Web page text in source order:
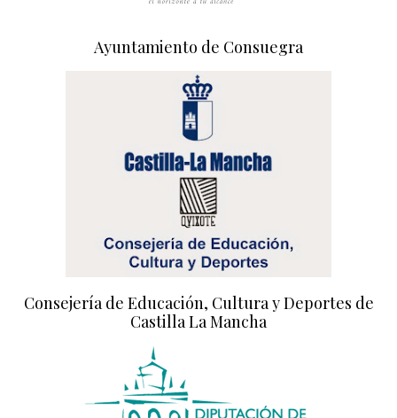
Ayuntamiento de Consuegra
Consejería de Educación, Cultura y Deportes de
Castilla La Mancha